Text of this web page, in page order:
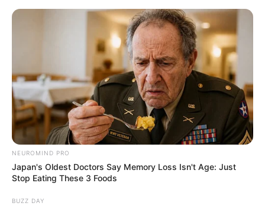
NEUROMIND PRO
Japan's Oldest Doctors Say Memory Loss Isn't Age: Just
Stop Eating These 3 Foods
BUZZ DAY